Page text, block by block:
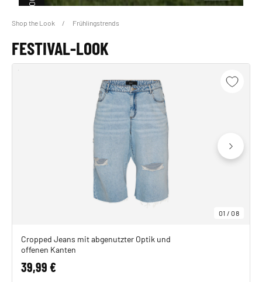
SHOP THE LOOK
SHOP THE LOOK
Shop the Look Frühlingstrends
FESTIVAL-LOOK
01 /08
Cropped Jeans mit abgenutzter Optik und
offenen Kanten
39,99 €